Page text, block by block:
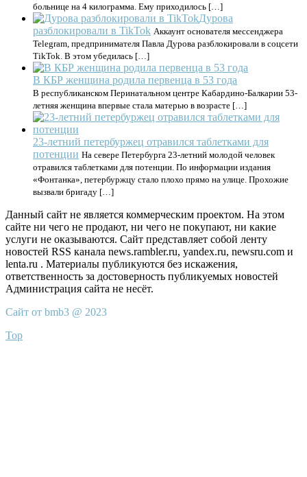
больнице на 4 килограмма. Ему приходилось […]
Дурова
разблокировали в TikTok Аккаунт основателя мессенджера
Telegram, предпринимателя Павла Дурова разблокировали в соцсети
TikTok. В этом убедилась […]
В КБР женщина родила первенца в 53 года
В республиканском Перинатальном центре Кабардино-Балкарии 53-
летняя женщина впервые стала матерью в возрасте […]
23-летний петербуржец отравился таблетками для
потенции На севере Петербурга 23-летний молодой человек
отравился таблетками для потенции. По информации издания
«Фонтанка», петербуржцу стало плохо прямо на улице. Прохожие
вызвали бригаду […]
Данный сайт не является коммерческим проектом. На этом
сайте ни чего не продают, ни чего не покупают, ни какие
услуги не оказываются. Сайт представляет собой ленту
новостей RSS канала news.rambler.ru, yandex.ru, newsru.com и
lenta.ru . Материалы публикуются без искажения,
ответственность за достоверность публикуемых новостей
Администрация сайта не несёт.
Сайт от bmb3 @ 2023
Top